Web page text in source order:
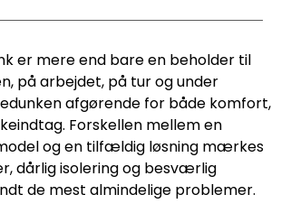
er mere end bare en beholder til
på arbejdet, på tur og under
afgørende for både komfort,
Forskellen mellem en
og en tilfældig løsning mærkes
dårlig isolering og besværlig
de mest almindelige problemer.